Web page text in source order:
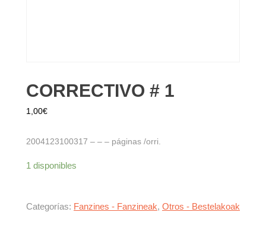
CORRECTIVO # 1
1,00€
2004123100317 – – – páginas /orri.
1 disponibles
Categorías: Fanzines - Fanzineak, Otros - Bestelakoak